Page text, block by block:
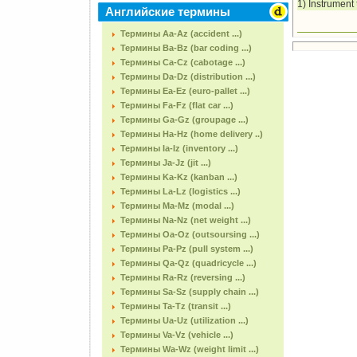
Английские термины
Термины Aa-Az (accident ...)
Термины Ba-Bz (bar coding ...)
Термины Ca-Cz (cabotage ...)
Термины Da-Dz (distribution ...)
Термины Ea-Ez (euro-pallet ...)
Термины Fa-Fz (flat car ...)
Термины Ga-Gz (groupage ...)
Термины Ha-Hz (home delivery ..)
Термины Ia-Iz (inventory ...)
Термины Ja-Jz (jit ...)
Термины Ka-Kz (kanban ...)
Термины La-Lz (logistics ...)
Термины Ma-Mz (modal ...)
Термины Na-Nz (net weight ...)
Термины Oa-Oz (outsoursing ...)
Термины Pa-Pz (pull system ...)
Термины Qa-Qz (quadricycle ...)
Термины Ra-Rz (reversing ...)
Термины Sa-Sz (supply chain ...)
Термины Ta-Tz (transit ...)
Термины Ua-Uz (utilization ...)
Термины Va-Vz (vehicle ...)
Термины Wa-Wz (weight limit ...)
1)